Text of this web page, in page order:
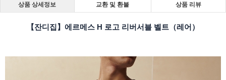
상품 상세정보 교환 및 환불 상품 리뷰
【잔디집】에르메스 H 로고 리버서블 벨트（레어）